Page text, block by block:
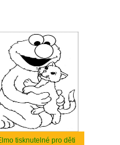
tisknutelné pro děti